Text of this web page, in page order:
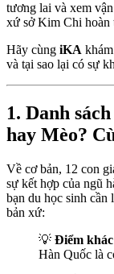
tương lai và xem
xứ sở Kim Chi hoàn
Hãy cùng iKA
và tại sao lại có sự
1. Danh
hay Mèo?
Về cơ bản, 12 con
sự kết hợp của ngũ
bạn du học sinh
bản xứ:
💡 Điểm
Hàn Quốc là